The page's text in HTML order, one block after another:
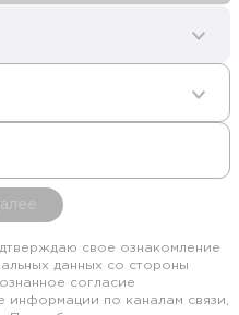
свое ознакомление
данных со стороны
согласие
информации по каналам связи,